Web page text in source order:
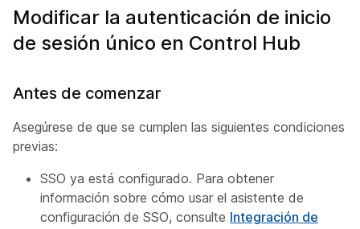
Modificar la autenticación de inicio
de sesión único en Control Hub
Antes de comenzar
Asegúrese de que se cumplen las siguientes condiciones
previas:
SSO ya está configurado. Para obtener
información sobre cómo usar el asistente de
configuración de SSO, consulte Integración de